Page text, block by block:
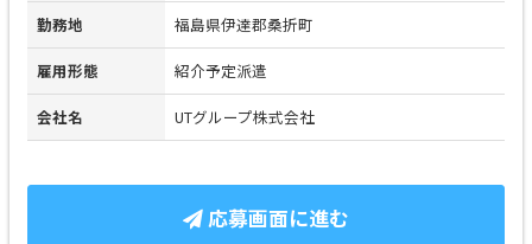
勤務地 福島県伊達郡桑折町
雇用形態 紹介予定派遣
会社名 UTグループ株式会社
応募画面に進む